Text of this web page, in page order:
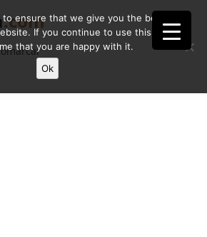
.com
to ensure that we give you the best
If you continue to use this site we
that you are happy with it.
Ok